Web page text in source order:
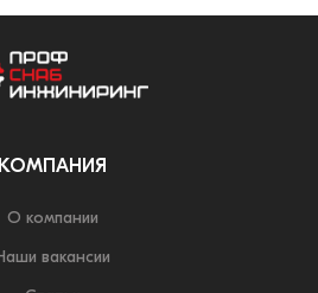
КОМПАНИЯ
О компании
вакансии